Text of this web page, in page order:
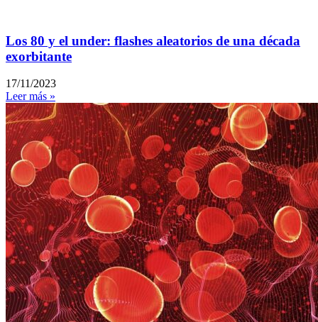
Los 80 y el under: flashes aleatorios de una década
exorbitante
17/11/2023
Leer más »